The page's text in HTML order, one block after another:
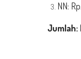
NN:
Jumlah: